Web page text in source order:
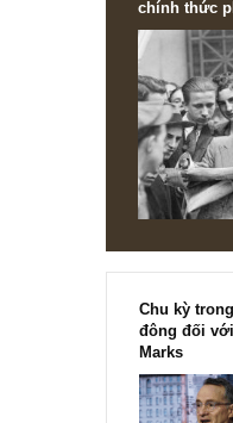
[Ấn
chính
Chu kỳ